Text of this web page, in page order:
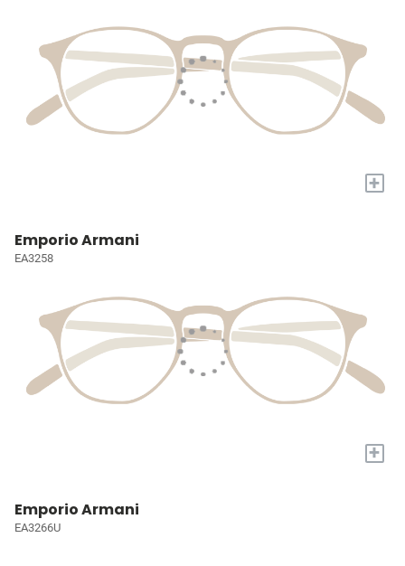
+
Emporio Armani
EA3258
+
Emporio Armani
EA3266U